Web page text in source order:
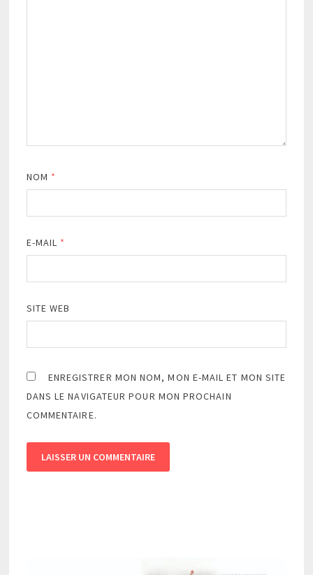
NOM *
E-MAIL *
SITE WEB
ENREGISTRER MON NOM, MON E-MAIL ET MON SITE
DANS LE NAVIGATEUR POUR MON PROCHAIN
COMMENTAIRE.